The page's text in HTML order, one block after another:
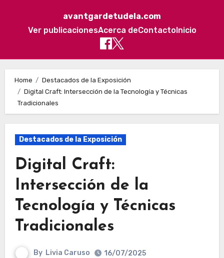
avantgardetudela.com
Ver publicacionesAcerca deContacto Inicio
Home
Destacados de la Exposición
Digital Craft: Intersección de la Tecnología y Técnicas
Tradicionales
Destacados de la Exposición
Digital Craft:
Intersección de la
Tecnología y Técnicas
Tradicionales
By Livia Caruso 16/07/2025